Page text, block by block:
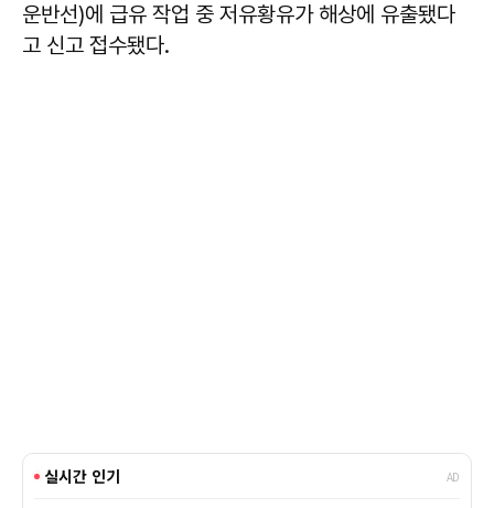
운반선)에 급유 작업 중 저유황유가 해상에 유출됐다
고 신고 접수됐다.